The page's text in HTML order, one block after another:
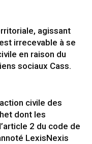
agissant
irrecevable à se
en raison du
sociaux Cass.
civile des
dont les
2 du code de
LexisNexis